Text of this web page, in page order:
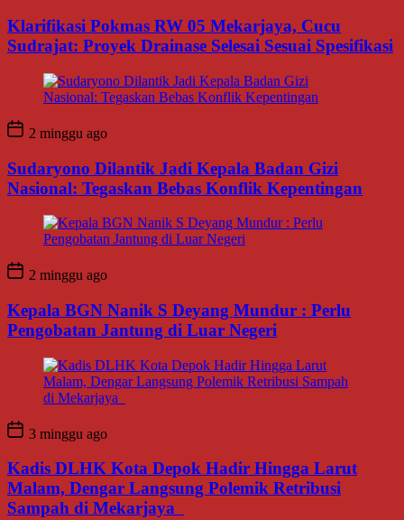
Klarifikasi Pokmas RW 05 Mekarjaya, Cucu
Sudrajat: Proyek Drainase Selesai Sesuai Spesifikasi
2 minggu ago
Sudaryono Dilantik Jadi Kepala Badan Gizi
Nasional: Tegaskan Bebas Konflik Kepentingan
2 minggu ago
Kepala BGN Nanik S Deyang Mundur : Perlu
Pengobatan Jantung di Luar Negeri
3 minggu ago
Kadis DLHK Kota Depok Hadir Hingga Larut
Malam, Dengar Langsung Polemik Retribusi
Sampah di Mekarjaya